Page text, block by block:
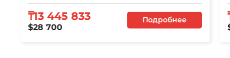
₸13 445 833
$28 700
Подробнее